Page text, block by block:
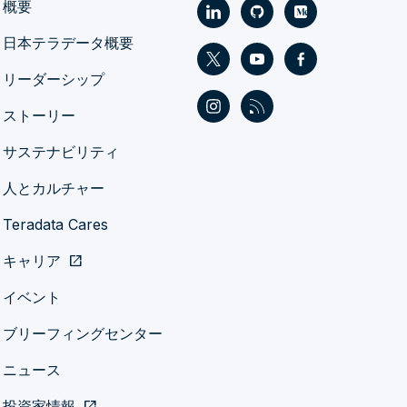
概要
日本テラデータ概要
リーダーシップ
ストーリー
サステナビリティ
人とカルチャー
Teradata Cares
キャリア open_in_new
イベント
ブリーフィングセンター
ニュース